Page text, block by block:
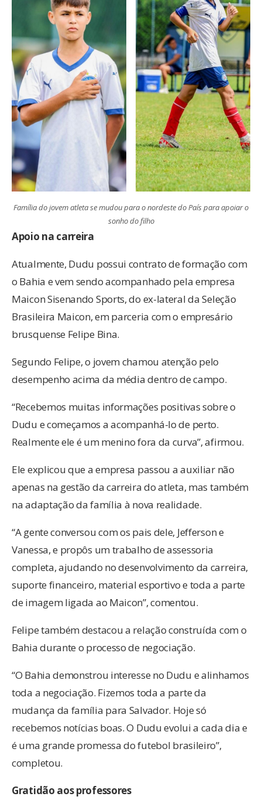
Família do jovem atleta se mudou para o nordeste do País para apoiar o
sonho do filho
Apoio na carreira
Atualmente, Dudu possui contrato de formação com
o Bahia e vem sendo acompanhado pela empresa
Maicon Sisenando Sports, do ex-lateral da Seleção
Brasileira Maicon, em parceria com o empresário
brusquense Felipe Bina.
Segundo Felipe, o jovem chamou atenção pelo
desempenho acima da média dentro de campo.
“Recebemos muitas informações positivas sobre o
Dudu e começamos a acompanhá-lo de perto.
Realmente ele é um menino fora da curva”, afirmou.
Ele explicou que a empresa passou a auxiliar não
apenas na gestão da carreira do atleta, mas também
na adaptação da família à nova realidade.
“A gente conversou com os pais dele, Jefferson e
Vanessa, e propôs um trabalho de assessoria
completa, ajudando no desenvolvimento da carreira,
suporte financeiro, material esportivo e toda a parte
de imagem ligada ao Maicon”, comentou.
Felipe também destacou a relação construída com o
Bahia durante o processo de negociação.
“O Bahia demonstrou interesse no Dudu e alinhamos
toda a negociação. Fizemos toda a parte da
mudança da família para Salvador. Hoje só
recebemos notícias boas. O Dudu evolui a cada dia e
é uma grande promessa do futebol brasileiro”,
completou.
Gratidão aos professores